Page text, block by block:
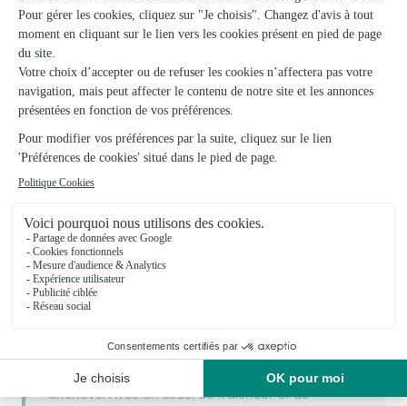
Passion Florale s'appuie sur son partenariat avec
Interflora, réseau de transmission florale de
référence, pour vous garantir un service de qualité.
Passion Florale est un fleuriste artisan situé à
Chenove. Avec un souci de fraîcheur et de